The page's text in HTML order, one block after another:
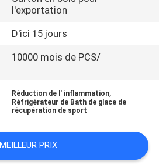
l'exportation
D'ici 15 jours
10000 mois de PCS/
Réduction de l' inflammation,
Réfrigérateur de Bath de glace de
récupération de sport
MEILLEUR PRIX